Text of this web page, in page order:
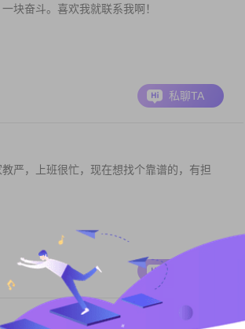
块奋斗。喜欢我就联系我啊！
私聊TA
严，上班很忙，现在想找个靠谱的，有担